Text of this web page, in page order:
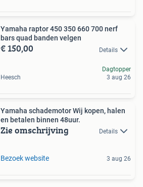
Yamaha raptor 450 350 660 700 nerf
bars quad banden velgen
€ 150,00 Details
Heesch
Dagtopper
3 aug 26
Yamaha schademotor Wij kopen, halen
en betalen binnen 48uur.
Zie omschrijving Details
Bezoek website 3 aug 26